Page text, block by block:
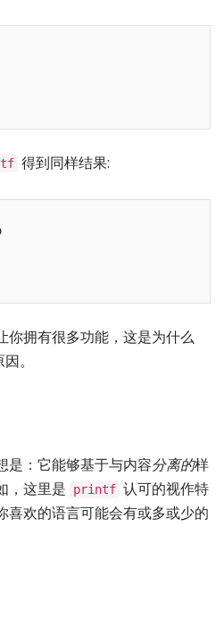
得到同样结果:
你拥有很多功能，这是为什么
。
是：它能够基于与内容分离的样
，这里是
printf 认可的视作特
喜欢的语言可能会有或多或少的